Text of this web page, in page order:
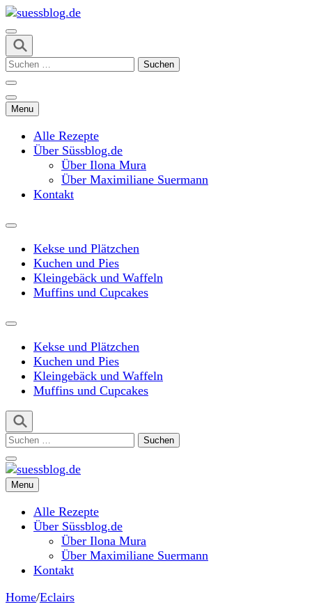
Skip
to
content
(Press
Enter)
suessblog.de
Suchen
Menu
Alle Rezepte
Über Süssblog.de
Über Ilona Mura
Über Maximiliane Suermann
Kontakt
Kekse und Plätzchen
Kuchen und Pies
Kleingebäck und Waffeln
Muffins und Cupcakes
Kekse und Plätzchen
Kuchen und Pies
Kleingebäck und Waffeln
Muffins und Cupcakes
Suchen
suessblog.de
Menu
Alle Rezepte
Über Süssblog.de
Über Ilona Mura
Über Maximiliane Suermann
Kontakt
Home/Eclairs